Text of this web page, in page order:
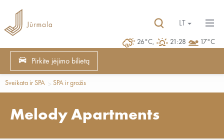
26°C, 21:28 17°C
LT
Pirkite įėjimo bilietą
Sveikata ir SPA SPA ir grožis
Melody Apartments